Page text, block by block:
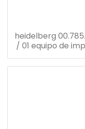
heidelberg
/ 01 equipo de